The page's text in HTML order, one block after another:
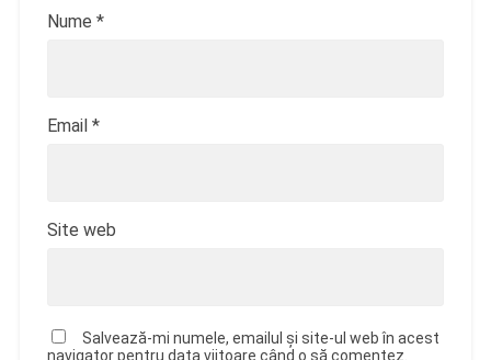
Nume *
Email *
Site web
Salvează-mi numele, emailul și site-ul web în acest
navigator pentru data viitoare când o să comentez.